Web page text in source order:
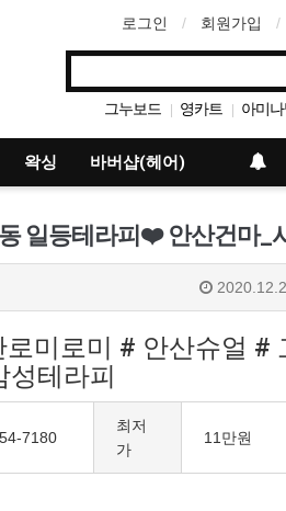
로그인 회원가입
그누보드 영카트 아미
| 베이직테마
왁싱 바버샵(헤어)
일등테라피❤️ 안산건마_
미로미 # 안산슈얼 #
테라피
7180
최저
가
11만원